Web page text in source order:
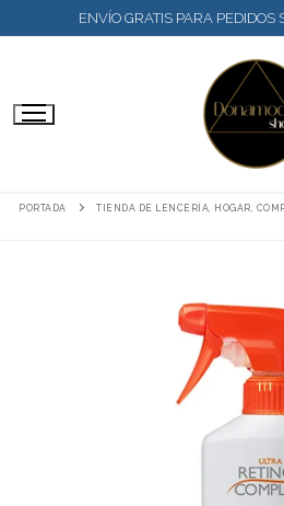
ENVÍO GRATIS PARA
PORTADA TIENDA DE LENCERÍA, HOGAR,